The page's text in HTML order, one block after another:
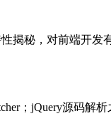
揭秘，对前端开
；jQuery源码解